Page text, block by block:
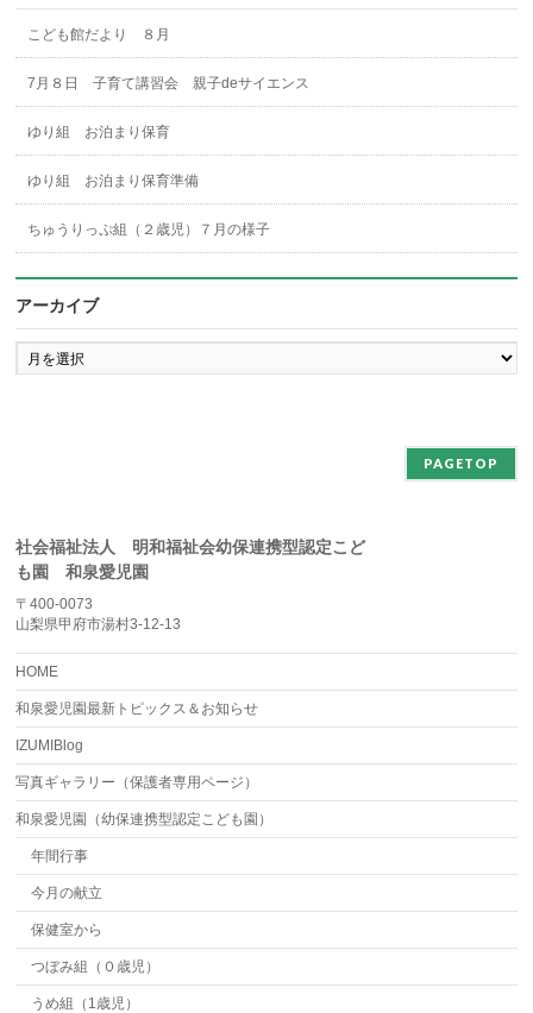
こども館だより ８月
7月８日 子育て講習会 親子deサイエンス
ゆり組 お泊まり保育
ゆり組 お泊まり保育準備
ちゅうりっぷ組（２歳児）７月の様子
アーカイブ
ア
ー
PAGETOP
社会福祉法人 明和福祉会幼保連携型認定こど
も園 和泉愛児園
〒400-0073
山梨県甲府市湯村3-12-13
HOME
和泉愛児園最新トピックス＆お知らせ
IZUMIBlog
写真ギャラリー（保護者専用ページ）
和泉愛児園（幼保連携型認定こども園）
年間行事
今月の献立
保健室から
つぼみ組（０歳児）
うめ組（1歳児）